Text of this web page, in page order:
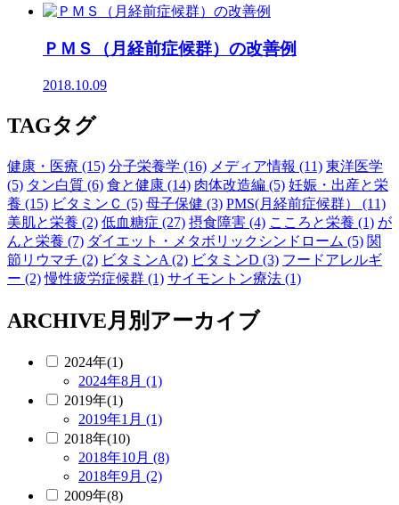
ＰＭＳ（月経前症候群）の改善例
2018.10.09
TAGタグ
健康・医療 (15) 分子栄養学 (16) メディア情報 (11) 東洋医学
(5) タン白質 (6) 食と健康 (14) 肉体改造編 (5) 妊娠・出産と栄
養 (15) ビタミンＣ (5) 母子保健 (3) PMS(月経前症候群） (11)
美肌と栄養 (2) 低血糖症 (27) 摂食障害 (4) こころと栄養 (1) が
んと栄養 (7) ダイエット・メタボリックシンドローム (5) 関
節リウマチ (2) ビタミンA (2) ビタミンD (3) フードアレルギ
ー (2) 慢性疲労症候群 (1) サイモントン療法 (1)
ARCHIVE月別アーカイブ
2024年(1)
2024年8月 (1)
2019年(1)
2019年1月 (1)
2018年(10)
2018年10月 (8)
2018年9月 (2)
2009年(8)